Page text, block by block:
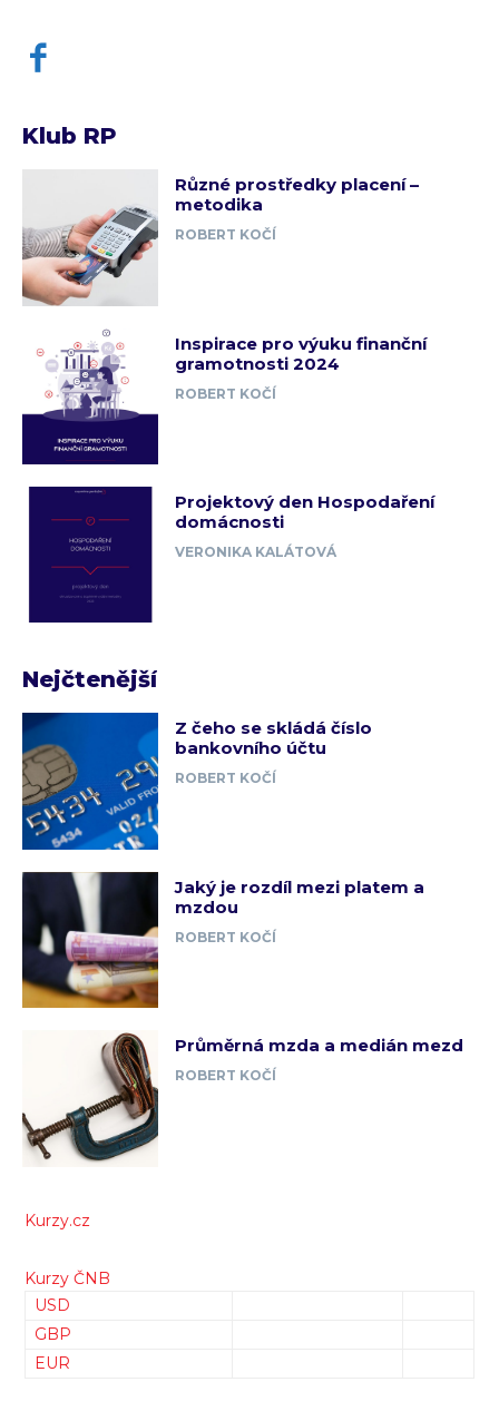
Klub RP
Různé prostředky placení –
metodika
ROBERT KOČÍ
Inspirace pro výuku finanční
gramotnosti 2024
ROBERT KOČÍ
Projektový den Hospodaření
domácnosti
VERONIKA KALÁTOVÁ
Nejčtenější
Z čeho se skládá číslo
bankovního účtu
ROBERT KOČÍ
Jaký je rozdíl mezi platem a
mzdou
ROBERT KOČÍ
Průměrná mzda a medián mezd
ROBERT KOČÍ
Kurzy.cz
Kurzy ČNB
USD
GBP
EUR